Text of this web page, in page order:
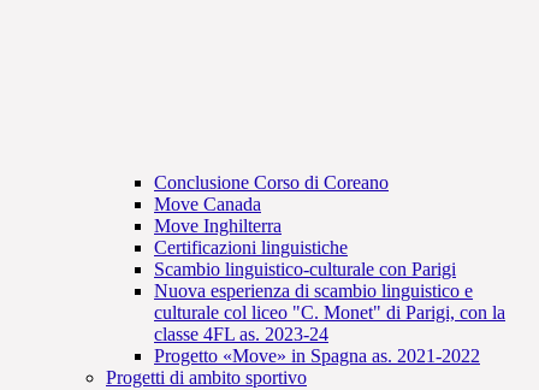
Conclusione Corso di Coreano
Move Canada
Move Inghilterra
Certificazioni linguistiche
Scambio linguistico-culturale con Parigi
Nuova esperienza di scambio linguistico e
culturale col liceo "C. Monet" di Parigi, con la
classe 4FL as. 2023-24
Progetto «Move» in Spagna as. 2021-2022
Progetti di ambito sportivo